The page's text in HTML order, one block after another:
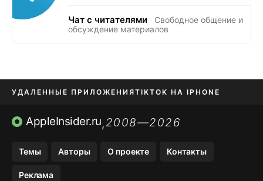
Чат с читателями
Свободное общение и
обсуждение материалов
УДАЛЕННЫЕ ПРИЛОЖЕНИЯTIKTOK НА IPHONE
ПРИЛОЖЕНИЯ БЕЗ APP STORE
AppleInsider.ru,2008—2026
Темы Авторы О проекте Контакты
Реклама